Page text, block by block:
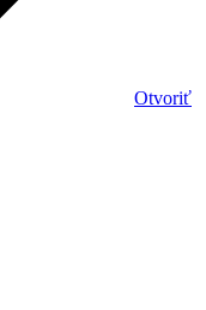
Otvoriť